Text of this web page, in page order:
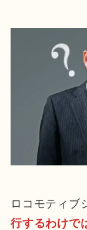
ロコモティブ
行するわけで